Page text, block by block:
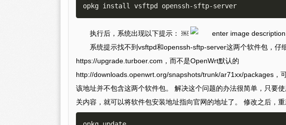
执行后，系统出现以下提示： ￼
系统提示找不到vsftpd和openssh-sftp-server这两个软件包，仔
https://upgrade.turboer.com，而不是OpenWrt默认的
http://downloads.openwrt.org/snapshots/trunk/ar71xx/packages，
该地址并不包含这两个软件包。 解决这个问题的办法很简单，只要
关内容，就可以将软件包安装地址指向官网的地址了。 修改之后，